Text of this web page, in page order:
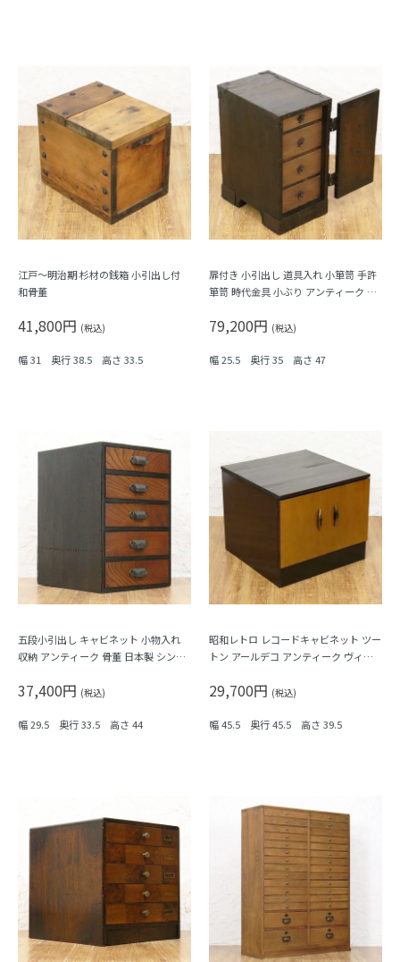
江戸～明治期 杉材の銭箱 小引出し付
和骨董
41,800円 (税込)
幅 31 奥行 38.5 高さ 33.5
扉付き 小引出し 道具入れ 小箪笥 手許
箪笥 時代金具 小ぶり アンティーク 和
79,200円 (税込)
幅 25.5 奥行 35 高さ 47
五段小引出し キャビネット 小物入れ
収納 アンティーク 骨董 日本製 シンプ
37,400円 (税込)
幅 29.5 奥行 33.5 高さ 44
昭和レトロ レコードキャビネット ツー
トン アールデコ アンティーク ヴィン
29,700円 (税込)
幅 45.5 奥行 45.5 高さ 39.5